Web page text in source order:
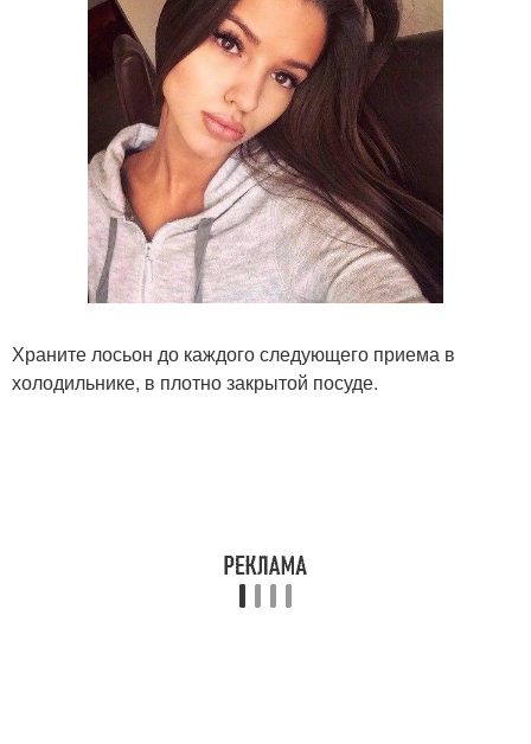
Храните лосьон до каждого следующего приема в
холодильнике, в плотно закрытой посуде.